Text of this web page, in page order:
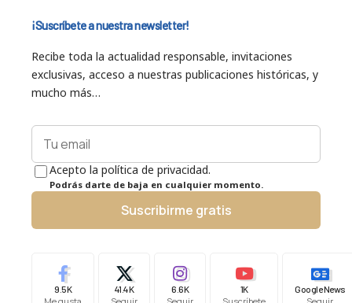
¡Suscríbete a nuestra newsletter!
Recibe toda la actualidad responsable, invitaciones
exclusivas, acceso a nuestras publicaciones históricas, y
mucho más…
Acepto la política de privacidad.
Podrás darte de baja en cualquier momento.
Suscribirme gratis
9.5K 41.4K 6.6K 1K Google News